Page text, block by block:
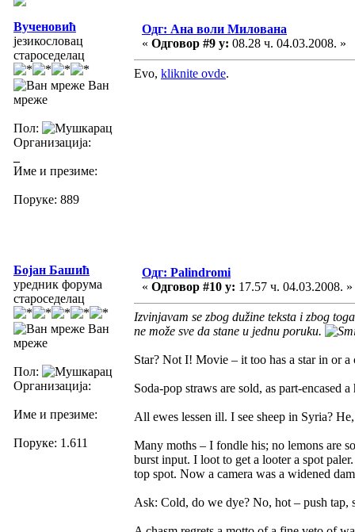
Вученовић
језикословац
староседелац
Ван
мреже
Пол:
Организација:
Име и презиме:
Поруке: 889
Одг: Ана воли Милована
« Одговор #9 у: 08.28 ч. 04.03.2008. »
Evo, kliknite ovde.
Бојан Башић
уредник форума
староседелац
Ван
мреже
Пол:
Организација:
Име и презиме:
Поруке: 1.611
Одг: Palindromi
« Одговор #10 у: 17.57 ч. 04.03.2008. »
Izvinjavam se zbog dužine teksta i zbog
ne može sve da stane u jednu poruku.
Star? Not I! Movie – it too has a star in or
Soda-pop straws are sold, as part-
All ewes lessen ill. I see sheep in Syria?
Many moths – I fondle his; no lemons are
burst input. I loot to get a looter a spot
top spot. Now a camera was a widened
Ask: Cold, do we dye? No, hot – push tap,